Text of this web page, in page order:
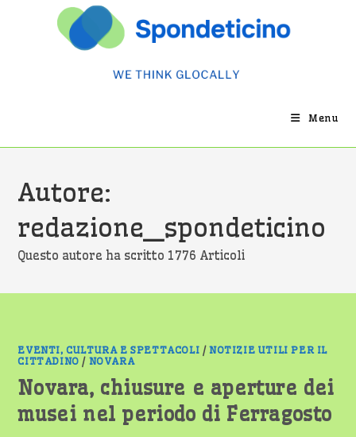
Menu
Autore:
redazione_spondeticino
Questo autore ha scritto 1776 Articoli
EVENTI, CULTURA E SPETTACOLI /NOTIZIE UTILI PER IL
CITTADINO / NOVARA
Novara, chiusure e aperture dei
musei nel periodo di Ferragosto